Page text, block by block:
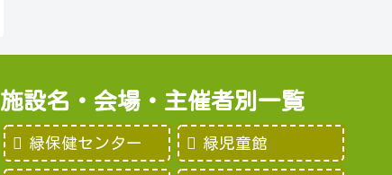
施設名・会場・主催者別一覧
緑保健センター 緑児童館